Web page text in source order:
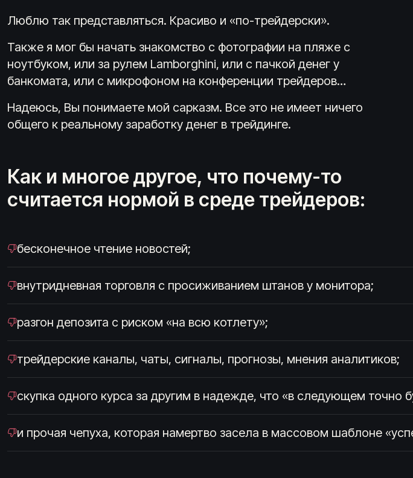
Люблю так представляться. Красиво и «по-трейдерски».
Также я мог бы начать знакомство с фотографии на пляже с
ноутбуком, или за рулем Lamborghini, или с пачкой денег у
банкомата, или с микрофоном на конференции трейдеров…
Надеюсь, Вы понимаете мой сарказм. Все это не имеет ничего
общего к реальному заработку денег в трейдинге.
Как и многое другое, что почему-то
считается нормой в среде трейдеров:
бесконечное чтение новостей;
внутридневная торговля с просиживанием штанов у монитора;
разгон депозита с риском «на всю котлету»;
трейдерские каналы, чаты, сигналы, прогнозы, мнения аналитиков;
скупка одного курса за другим в надежде, что «в следующем точно
и прочая чепуха, которая намертво засела в массовом шаблоне